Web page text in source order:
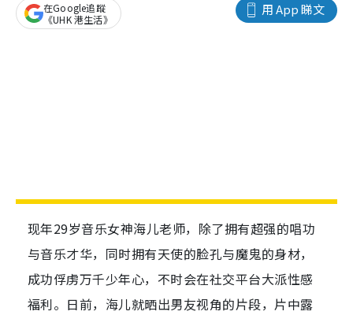
用 App 睇文
在Google追蹤
《UHK 港生活》
现年29岁音乐女神海儿老师，除了拥有超强的唱功
与音乐才华，同时拥有天使的脸孔与魔鬼的身材，
成功俘虏万千少年心，不时会在社交平台大派性感
福利。日前，海儿就晒出男友视角的片段，片中露